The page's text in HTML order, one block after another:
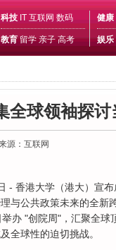
科技 IT 互联网 数码
教育 留学 亲子 高考
健康
娱乐
全球领袖探
源：互联网
- 香港大学（港大）宣
与公共政策未来的全新
办 "创院周"，汇聚全球
全球性的迫切挑战。